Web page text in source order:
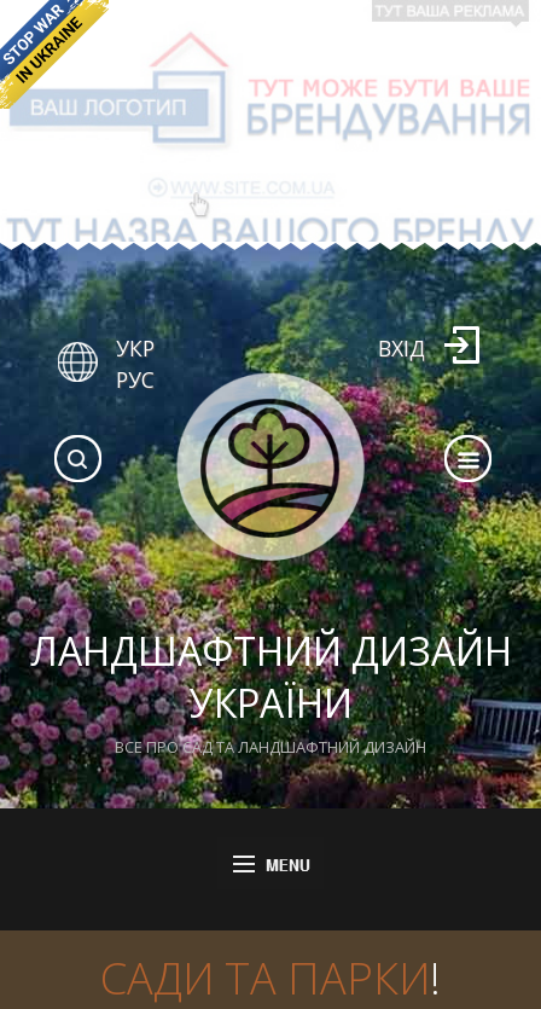
ЛАНДШАФТНИЙ ДИЗАЙН
УКРАЇНИ
ВСЕ ПРО САД ТА ЛАНДШАФТНИЙ ДИЗАЙН
УКР
РУС
ВХІД
САДИ ТА ПАРКИ!